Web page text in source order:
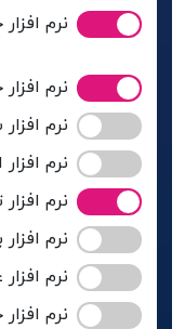
نرم
نرم
نرم
نرم
نرم افزار
نرم
نرم
نرم